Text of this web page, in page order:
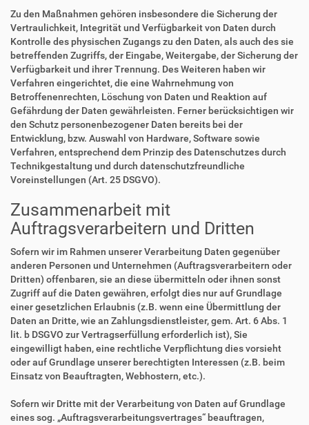
Zu den Maßnahmen gehören insbesondere die Sicherung der
Vertraulichkeit, Integrität und Verfügbarkeit von Daten durch
Kontrolle des physischen Zugangs zu den Daten, als auch des sie
betreffenden Zugriffs, der Eingabe, Weitergabe, der Sicherung der
Verfügbarkeit und ihrer Trennung. Des Weiteren haben wir
Verfahren eingerichtet, die eine Wahrnehmung von
Betroffenenrechten, Löschung von Daten und Reaktion auf
Gefährdung der Daten gewährleisten. Ferner berücksichtigen wir
den Schutz personenbezogener Daten bereits bei der
Entwicklung, bzw. Auswahl von Hardware, Software sowie
Verfahren, entsprechend dem Prinzip des Datenschutzes durch
Technikgestaltung und durch datenschutzfreundliche
Voreinstellungen (Art. 25 DSGVO).
Zusammenarbeit mit
Auftragsverarbeitern und Dritten
Sofern wir im Rahmen unserer Verarbeitung Daten gegenüber
anderen Personen und Unternehmen (Auftragsverarbeitern oder
Dritten) offenbaren, sie an diese übermitteln oder ihnen sonst
Zugriff auf die Daten gewähren, erfolgt dies nur auf Grundlage
einer gesetzlichen Erlaubnis (z.B. wenn eine Übermittlung der
Daten an Dritte, wie an Zahlungsdienstleister, gem. Art. 6 Abs. 1
lit. b DSGVO zur Vertragserfüllung erforderlich ist), Sie
eingewilligt haben, eine rechtliche Verpflichtung dies vorsieht
oder auf Grundlage unserer berechtigten Interessen (z.B. beim
Einsatz von Beauftragten, Webhostern, etc.).
Sofern wir Dritte mit der Verarbeitung von Daten auf Grundlage
eines sog. „Auftragsverarbeitungsvertrages“ beauftragen,